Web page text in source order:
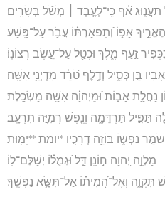
תַּעֲנ֑וּג אַ֝֗ף כִּֽי־לְעֶ֤בֶד ׀ מְשֹׁ֬ל בְּשָׂרִֽים׃
אַפּ֑וֹ וְ֝תִפאַרְתּ֗וֹ עֲבֹ֣ר עַל־פָּֽשַׁע׃
זַ֣עַף מֶ֑לֶךְ וּכְטַ֖ל עַל־עֵ֣שֶׂב רְצוֹנֽוֹ׃
בֵּ֣ן כְּסִ֑יל וְדֶ֥לֶף טֹ֝רֵ֗ד מִדְיְנֵ֥י אִשָּֽׁה׃
נַחֲלַ֣ת אָב֑וֹת וּ֝מֵיְהוָ֗ה אִשָּׁ֥ה מַשְׂכָּֽלֶת׃
תַּפִּ֣יל תַּרְדֵּמָ֑ה וְנֶ֖פֶשׁ רְמִיָּ֣ה תִרְעָֽב׃
נַפְשׁ֑וֹ בּוֹזֵ֖ה דְרָכָ֣יו *יומת **יָמֽוּת׃
מַלְוֵ֣ה יְ֭הוָה ח֣וֹנֵֽן דָּ֑ל וּ֝גְמֻל֗וֹ יְשַׁלֶּם־לֽוֹ׃
תִּקְוָ֑ה וְאֶל־הֲ֝מִית֗וֹ אַל־תִּשָּׂ֥א נַפְשֶֽׁךָ׃